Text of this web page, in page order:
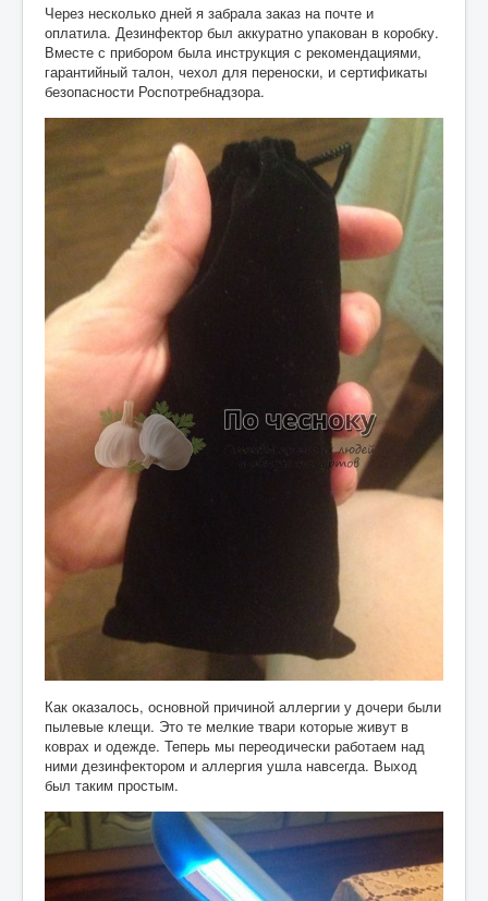
Через несколько дней я забрала заказ на почте и
оплатила. Дезинфектор был аккуратно упакован в коробку.
Вместе с прибором была инструкция с рекомендациями,
гарантийный талон, чехол для переноски, и сертификаты
безопасности Роспотребнадзора.
Как оказалось, основной причиной аллергии у дочери были
пылевые клещи. Это те мелкие твари которые живут в
коврах и одежде. Теперь мы переодически работаем над
ними дезинфектором и аллергия ушла навсегда. Выход
был таким простым.